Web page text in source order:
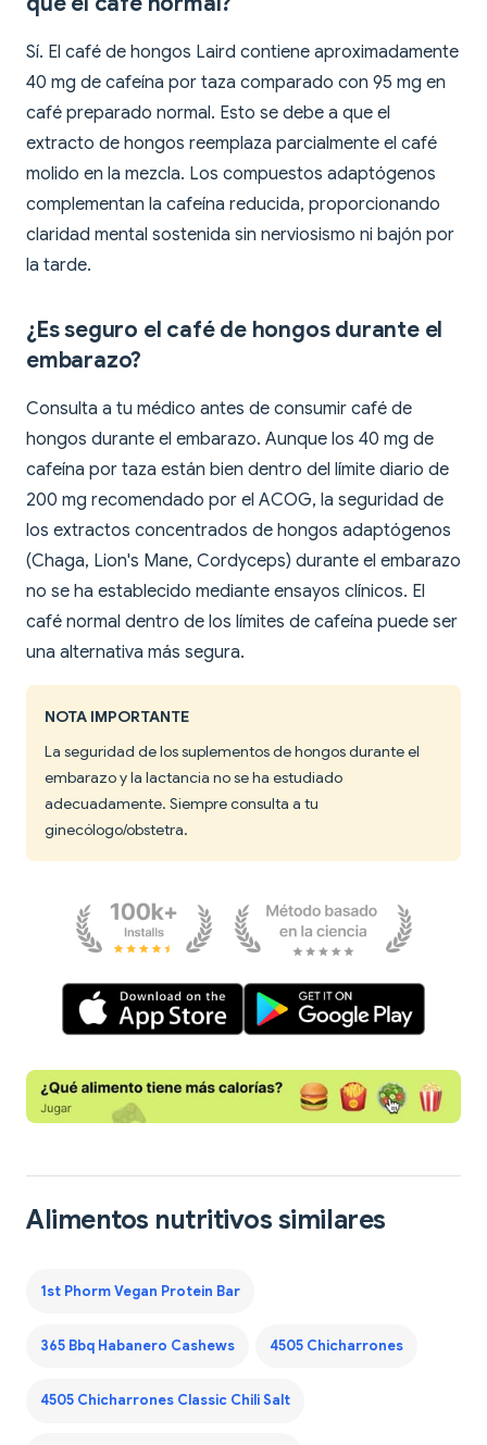
Sí. El café de hongos Laird contiene aproximadamente
40 mg de cafeína por taza comparado con 95 mg en
café preparado normal. Esto se debe a que el
extracto de hongos reemplaza parcialmente el café
molido en la mezcla. Los compuestos adaptógenos
complementan la cafeína reducida, proporcionando
claridad mental sostenida sin nerviosismo ni bajón por
la tarde.
¿Es seguro el café de hongos durante el
embarazo?
Consulta a tu médico antes de consumir café de
hongos durante el embarazo. Aunque los 40 mg de
cafeína por taza están bien dentro del límite diario de
200 mg recomendado por el ACOG, la seguridad de
los extractos concentrados de hongos adaptógenos
(Chaga, Lion's Mane, Cordyceps) durante el embarazo
no se ha establecido mediante ensayos clínicos. El
café normal dentro de los límites de cafeína puede ser
una alternativa más segura.
NOTA IMPORTANTE
La seguridad de los suplementos de hongos durante el
embarazo y la lactancia no se ha estudiado
adecuadamente. Siempre consulta a tu
ginecólogo/obstetra.
Alimentos nutritivos similares
1st Phorm Vegan Protein Bar
365 Bbq Habanero Cashews 4505 Chicharrones
4505 Chicharrones Classic Chili Salt